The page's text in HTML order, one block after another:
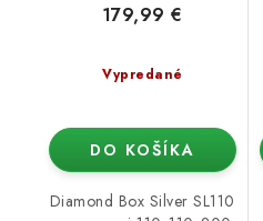
Vypredané
179,99 €
DO KOŠÍKA
Diamond Box Silver SL110